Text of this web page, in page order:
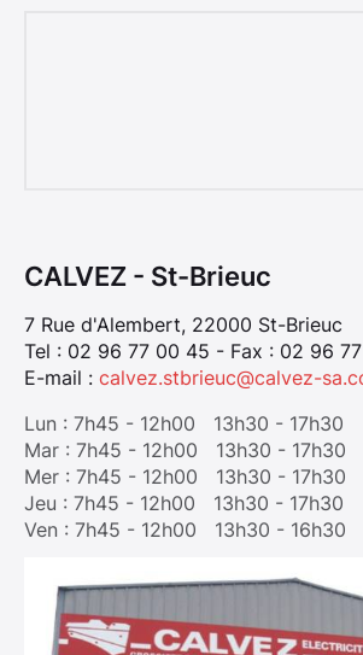
CALVEZ - St-Brieuc
7 Rue d'Alembert, 22000 St-Brieuc
Tel : 02 96 77 00 45 - Fax : 02 96 77
E-mail :calvez.stbrieuc@calvez-
Lun : 7h45 - 12h00 13h30 - 17h30
Mar : 7h45 - 12h00 13h30 - 17h30
Jeu : 7h45 - 12h00 13h30 - 17h30
Ven : 7h45 - 12h00 13h30 - 16h30